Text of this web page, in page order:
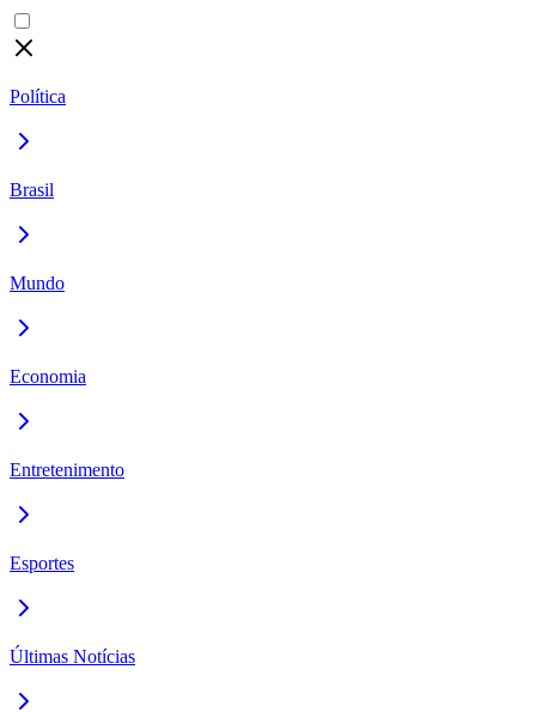
Política
Brasil
Mundo
Economia
Entretenimento
Esportes
Últimas Notícias